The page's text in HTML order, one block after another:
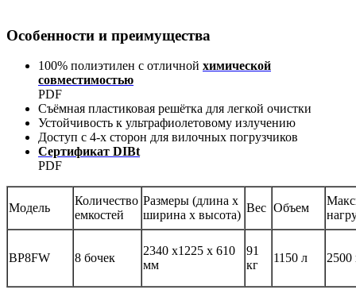
Особенности и преимущества
100% полиэтилен с отличной химической
совместимостью
PDF
Съёмная пластиковая решётка для легкой очистки
Устойчивость к ультрафиолетовому излучению
Доступ с 4-х сторон для вилочных погрузчиков
Сертификат DIBt
PDF
Модель
Количество
емкостей
Размеры (длина х
ширина х высота)
Вес Объем
BP8FW 8 бочек
2340 х1225 х 610
мм
91
кг
1150 л 2500